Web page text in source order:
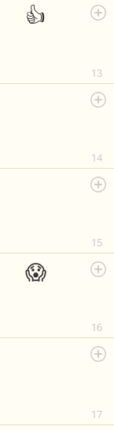
👍
13
14
15
😱
16
17